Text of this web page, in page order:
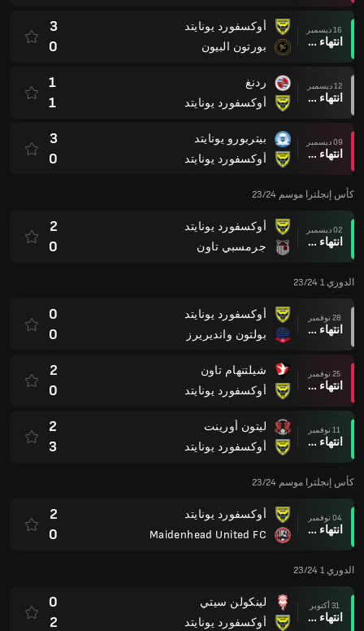
16 ديسمبر
انتهاء وقت المباراة
أوكسفورد يونايتد
بورتون البيون
3
0
12 ديسمبر
انتهاء وقت المباراة
ردنغ
أوكسفورد يونايتد
1
1
09 ديسمبر
انتهاء وقت المباراة
بيتربورو يونايتد
أوكسفورد يونايتد
3
0
كأس إنجلترا موسم 23/24
02 ديسمبر
انتهاء وقت المباراة
أوكسفورد يونايتد
جرمسبي تاون
2
0
الدوري 1 23/24
28 نوفمبر
انتهاء وقت المباراة
أوكسفورد يونايتد
بولتون وانديريرز
0
0
25 نوفمبر
انتهاء وقت المباراة
شيلتنهام تاون
أوكسفورد يونايتد
2
0
11 نوفمبر
انتهاء وقت المباراة
ليتون أورينت
أوكسفورد يونايتد
2
3
كأس إنجلترا موسم 23/24
04 نوفمبر
انتهاء وقت المباراة
أوكسفورد يونايتد
Maidenhead United FC
2
0
الدوري 1 23/24
31 أكتوبر
انتهاء وقت المباراة
لينكولن سيتي
أوكسفورد يونايتد
0
2